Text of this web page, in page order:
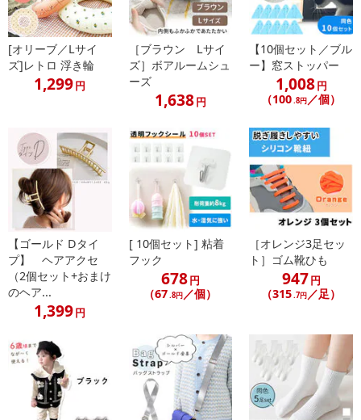
[オリーブ／Lサイ
ズ]レトロ 浮き輪
1,299円
［ブラウン Lサイ
ズ］ボアルームシュ
ーズ
1,638円
【10個セット／ブル
ー】窓ストッパー
1,008円
（100.8円／個）
【ゴールド Dタイ
プ】 ヘアアクセ
（2個セット+おまけ
のヘア...
1,399円
[ 10個セット] 粘着
フック
678円
（67.8円／個）
［オレンジ3足セッ
ト］ゴム靴ひも
947円
（315.7円／足）